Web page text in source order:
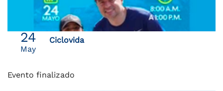
24
May
Ciclovida
Evento finalizado